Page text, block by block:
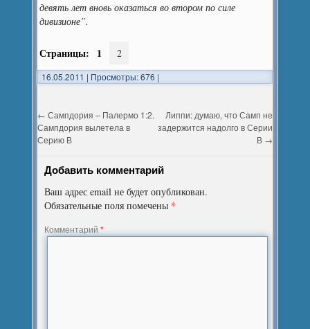
девять лет вновь оказаться во втором по силе
дивизионе”.
Страницы: 1 2
16.05.2011 | Просмотры: 676 |
← Сампдория – Палермо 1:2.
Сампдория вылетела в
Серию В
Липпи: думаю, что Самп не
задержится надолго в Серии
В →
Добавить комментарий
Ваш адрес email не будет опубликован.
Обязательные поля помечены *
Комментарий*